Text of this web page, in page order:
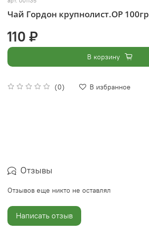
Чай Гордон крупнолист.ОР 100гр
(0) В избранное
110 ₽
В корзину
Отзывы
Отзывов еще никто не оставлял
Написать отзыв